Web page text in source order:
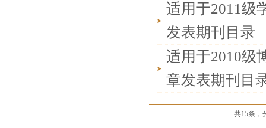
适用于2011级
发表期刊目录
适用于2010级
章发表期刊目
共15条